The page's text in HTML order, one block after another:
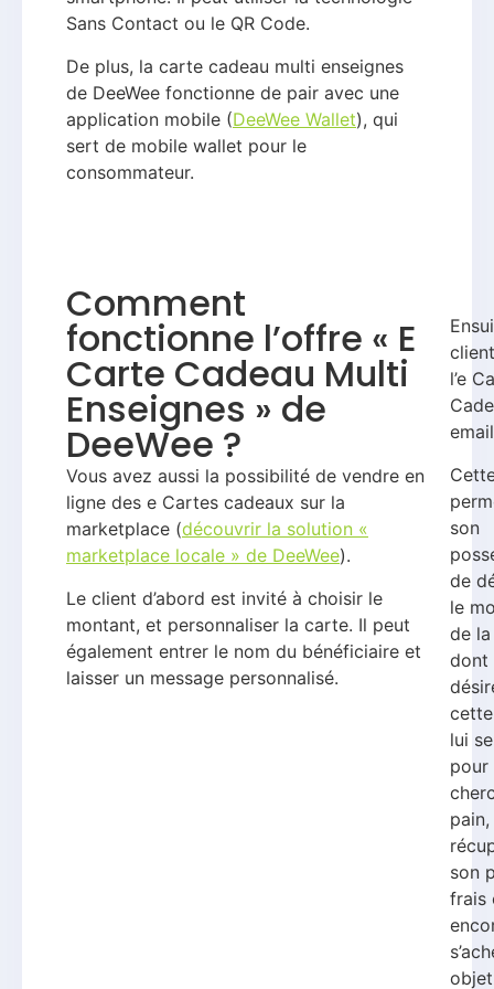
Sans Contact ou le QR Code.
De plus, la carte cadeau multi enseignes
de DeeWee fonctionne de pair avec une
application mobile (DeeWee Wallet), qui
sert de mobile wallet pour le
consommateur.
Comment
fonctionne l’offre « E
Carte Cadeau Multi
Enseignes » de
DeeWee ?
Vous avez aussi la possibilité de vendre en
ligne des e Cartes cadeaux sur la
marketplace (découvrir la solution «
marketplace locale » de DeeWee).
Le client d’abord est invité à choisir le
montant, et personnaliser la carte. Il peut
également entrer le nom du bénéficiaire et
laisser un message personnalisé.
l’e
son
de
le
de
dont
lui
pour
pain,
son
frais